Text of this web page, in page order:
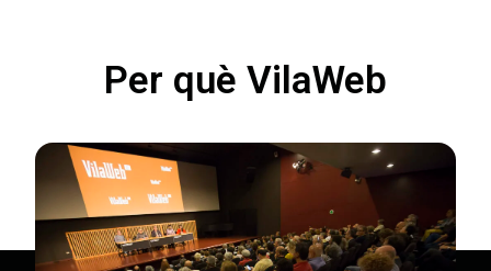
Per què VilaWeb